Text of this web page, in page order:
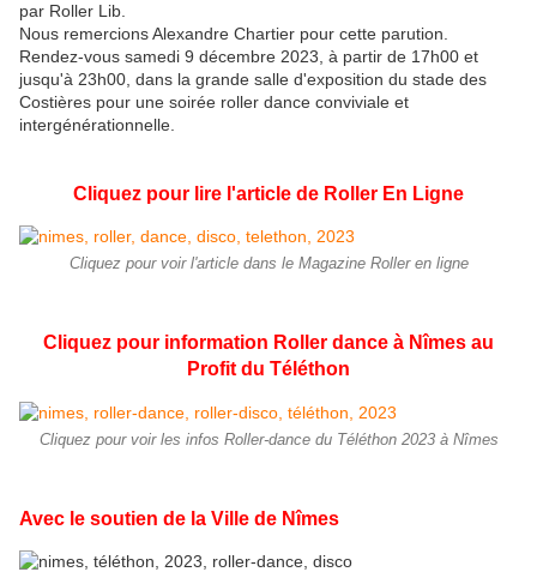
par Roller Lib.
Nous remercions Alexandre Chartier pour cette parution.
Rendez-vous samedi 9 décembre 2023, à partir de 17h00 et
jusqu'à 23h00, dans la grande salle d'exposition du stade des
Costières pour une soirée roller dance conviviale et
intergénérationnelle.
Cliquez pour lire l'article de Roller En Ligne
Cliquez pour voir l'article dans le Magazine Roller en ligne
Cliquez pour information Roller dance à Nîmes au
Profit du Téléthon
Cliquez pour voir les infos Roller-dance du Téléthon 2023 à Nîmes
Avec le soutien de la Ville de Nîmes